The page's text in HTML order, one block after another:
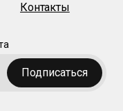
Контакты
Подписаться